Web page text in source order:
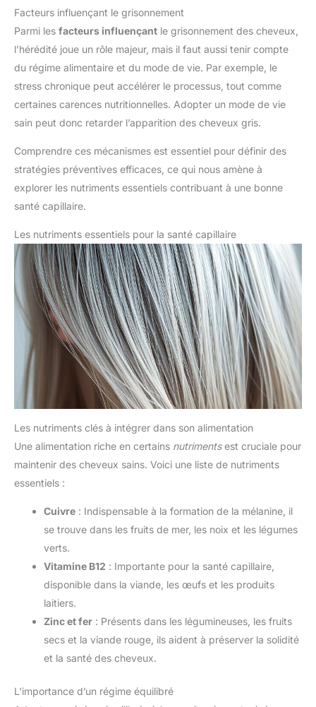
Facteurs influençant le grisonnement
Parmi les facteurs influençant le grisonnement des cheveux,
l’hérédité joue un rôle majeur, mais il faut aussi tenir compte
du régime alimentaire et du mode de vie. Par exemple, le
stress chronique peut accélérer le processus, tout comme
certaines carences nutritionnelles. Adopter un mode de vie
sain peut donc retarder l’apparition des cheveux gris.
Comprendre ces mécanismes est essentiel pour définir des
stratégies préventives efficaces, ce qui nous amène à
explorer les nutriments essentiels contribuant à une bonne
santé capillaire.
Les nutriments essentiels pour la santé capillaire
Les nutriments clés à intégrer dans son alimentation
Une alimentation riche en certains nutrimentsest cruciale pour
maintenir des cheveux sains. Voici une liste de nutriments
essentiels :
Cuivre : Indispensable à la formation de la mélanine, il
se trouve dans les fruits de mer, les noix et les légumes
verts.
Vitamine B12 : Importante pour la santé capillaire,
disponible dans la viande, les œufs et les produits
laitiers.
Zinc et fer : Présents dans les légumineuses, les fruits
secs et la viande rouge, ils aident à préserver la solidité
et la santé des cheveux.
L’importance d’un régime équilibré